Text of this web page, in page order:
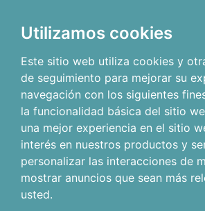
Utilizamos cookies
Este sitio web utiliza cookies y
de seguimiento para mejorar su
navegación con los siguientes
la funcionalidad básica del sitio
una mejor experiencia en el sitio
interés en nuestros productos y
personalizar las interacciones de
mostrar anuncios que sean más
usted.